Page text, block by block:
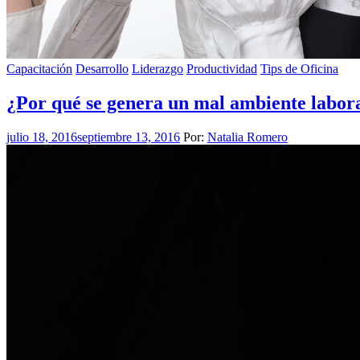
Capacitación Desarrollo Liderazgo Productividad Tips de Oficina
¿Por qué se genera un mal ambiente
julio 18, 2016septiembre 13, 2016 Por: Natalia Romero